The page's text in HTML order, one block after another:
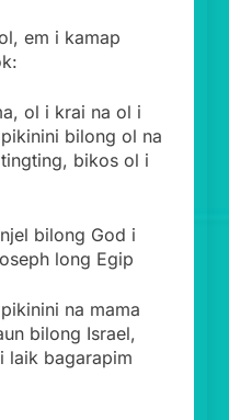
em i kamap
ol i krai na ol i
bilong ol na
bikos ol i
bilong God i
long Egip
na mama
bilong Israel,
laik bagarapim